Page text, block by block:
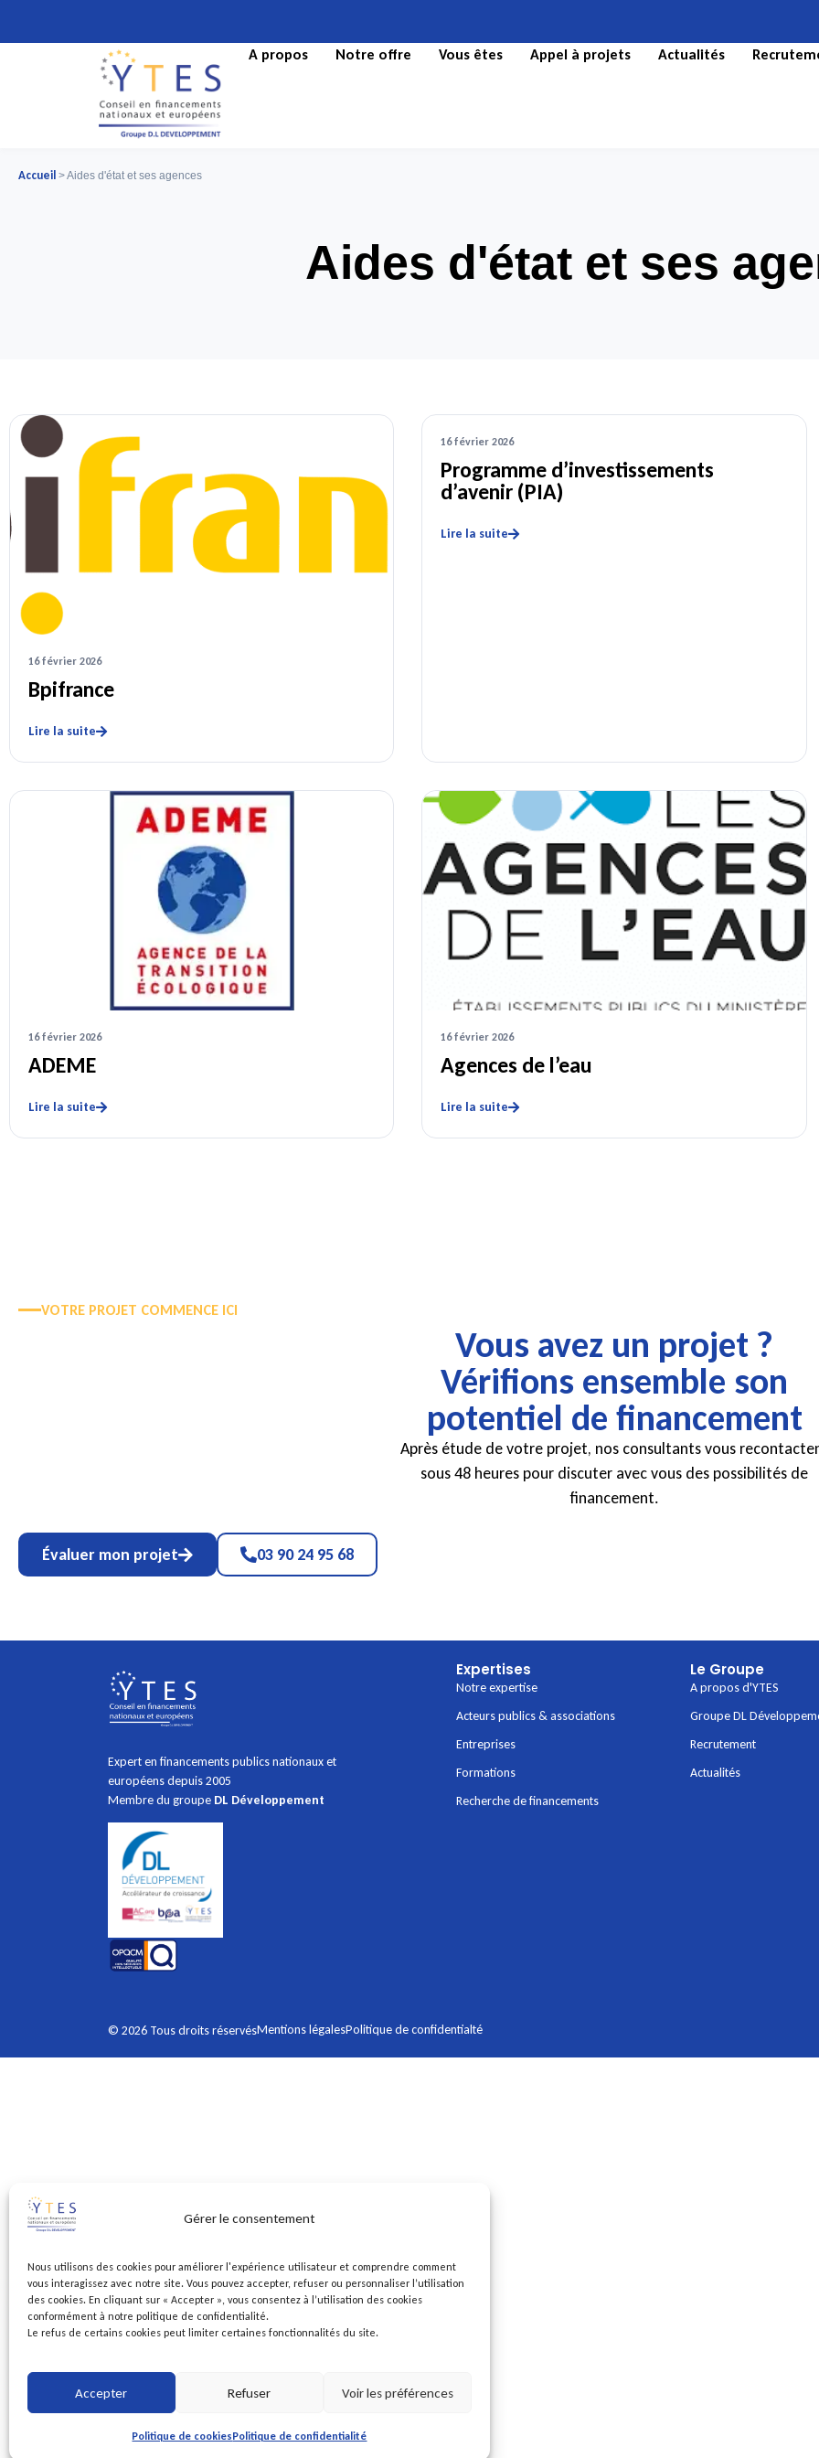
Gérer le consentement
Nous utilisons des cookies pour améliorer l'expérience utilisateur et comprendre comment
vous interagissez avec notre site. Vous pouvez accepter, refuser ou personnaliser l’utilisation
des cookies. En cliquant sur « Accepter », vous consentez à l’utilisation des cookies
conformément à notre politique de confidentialité.
Le refus de certains cookies peut limiter certaines fonctionnalités du site.
Accepter Refuser Voir les préférences
Politique de cookiesPolitique de confidentialité
A propos Notre offre Vous êtes Appel à projets Actualités
Accueil >Aides d'état et ses agences
Aides d'état et ses
16 février 2026
Bpifrance
Lire la suite
16 février 2026
Programme d’investissements
d’avenir (PIA)
Lire la suite
16 février 2026
ADEME
Lire la suite
16 février 2026
Agences de l’eau
Lire la suite
VOTRE PROJET COMMENCE ICI
Vous avez un projet ?
Vérifions ensemble son
potentiel de financement
Après étude de votre projet, nos consultants vous
sous 48 heures pour discuter avec vous des possibilités de
financement.
Évaluer mon projet 03 90 24 95 68
Expert en financements publics nationaux et
européens depuis 2005
Membre du groupe DL Développement
Expertises
Notre expertise
Acteurs publics & associations
Entreprises
Formations
Recherche de financements
Le Groupe
A propos d'YTES
Groupe DL
Recrutement
Actualités
© 2026 Tous droits réservésMentions légalesPolitique de confidentialté